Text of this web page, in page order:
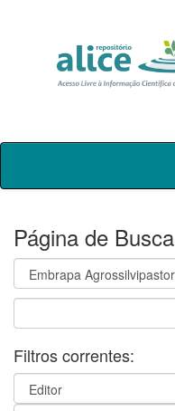
Skip
Página de Busca
Filtros correntes: